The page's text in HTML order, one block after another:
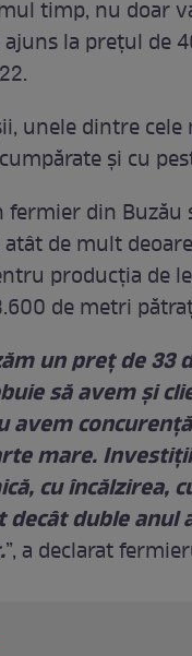
timp, nu doar
la prețul de
unele dintre
și cu
fermier din
de mult
producția de
de metri
un preț de 33
să avem și
avem
mare.
cu încălzirea,
duble anul
”, a declarat